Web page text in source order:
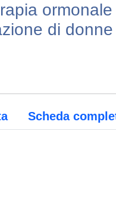
di
Scheda